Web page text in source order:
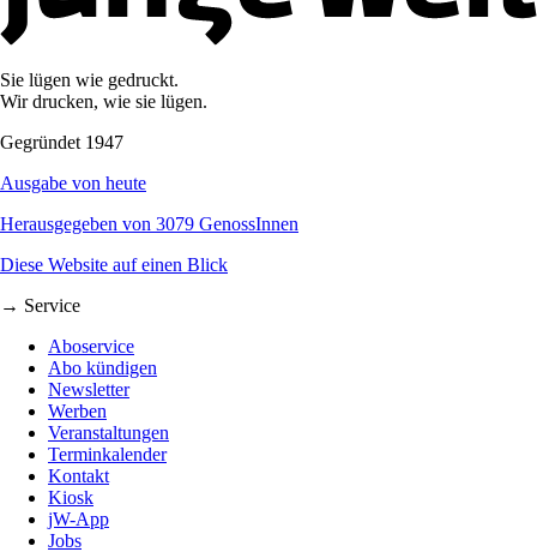
Sie lügen wie gedruckt.
Wir drucken, wie sie lügen.
Gegründet 1947
Ausgabe von heute
Herausgegeben von 3079 GenossInnen
Diese Website auf einen Blick
→ Service
Aboservice
Abo kündigen
Newsletter
Werben
Veranstaltungen
Terminkalender
Kontakt
Kiosk
jW-App
Jobs